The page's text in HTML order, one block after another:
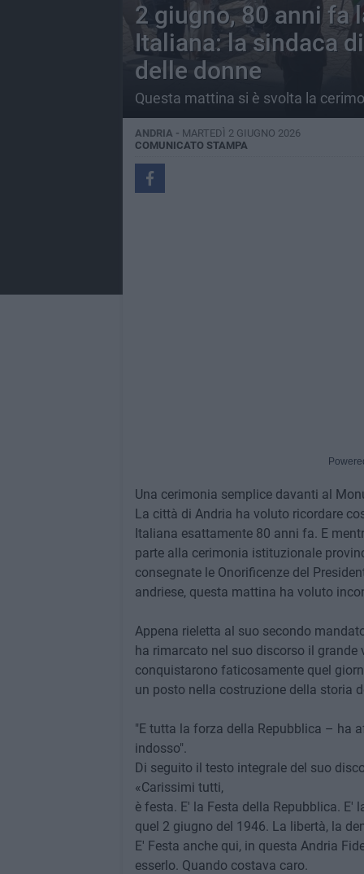
2 giugno, 80 anni fa
Italiana: la sindaca
delle donne
Questa mattina si è svolta la
ANDRIA - MARTEDÌ 2 GIUGNO 2026
COMUNICATO STAMPA
Una cerimonia semplice davanti al
La città di Andria ha voluto ricordare
Italiana esattamente 80 anni fa. E
parte alla cerimonia istituzionale
consegnate le Onorificenze del
andriese, questa mattina ha voluto
Appena rieletta al suo secondo
ha rimarcato nel suo discorso il
conquistarono faticosamente quel
un posto nella costruzione della storia
"E tutta la forza della Repubblica – ha
indosso".
Di seguito il testo integrale del suo
«Carissimi tutti,
è festa. E' la Festa della Repubblica. E'
quel 2 giugno del 1946. La libertà, la
E' Festa anche qui, in questa Andria
esserlo. Quando costava caro.